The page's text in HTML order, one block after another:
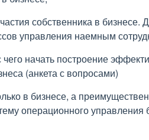
собственника в
управления наемным
чего начать построение
(анкета с вопросами)
в бизнесе, а
операционного